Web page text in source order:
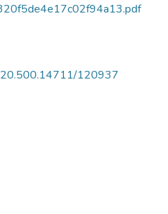
20.500.14711/120937